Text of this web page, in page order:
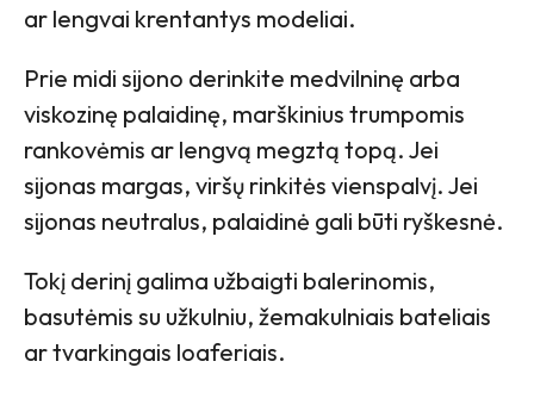
ar lengvai krentantys modeliai.
Prie midi sijono derinkite medvilninę arba
viskozinę palaidinę, marškinius trumpomis
rankovėmis ar lengvą megztą topą. Jei
sijonas margas, viršų rinkitės vienspalvį. Jei
sijonas neutralus, palaidinė gali būti ryškesnė.
Tokį derinį galima užbaigti balerinomis,
basutėmis su užkulniu, žemakulniais bateliais
ar tvarkingais loaferiais.